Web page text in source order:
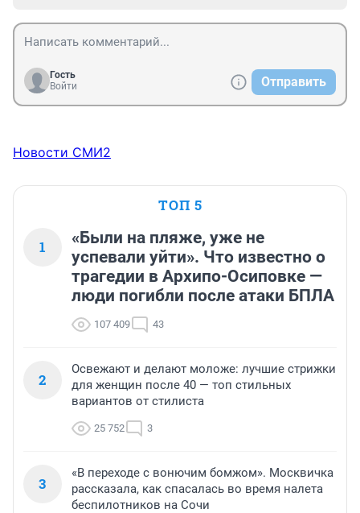
Гость
Войти
Отправить
Новости СМИ2
ТОП 5
1
«Были на пляже, уже не
успевали уйти». Что известно о
трагедии в Архипо-Осиповке —
люди погибли после атаки БПЛА
107 409 43
2
Освежают и делают моложе: лучшие стрижки
для женщин после 40 — топ стильных
вариантов от стилиста
25 752 3
3
«В переходе с вонючим бомжом». Москвичка
рассказала, как спасалась во время налета
беспилотников на Сочи